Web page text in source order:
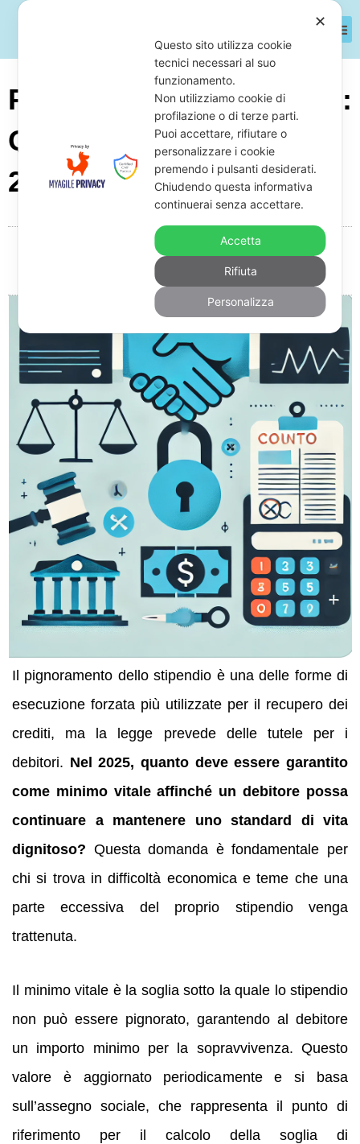
Pignoramento Stipendio:
Qual È Il Minimo Vitale
2025?
Giuseppe Monardo
19:58
Nessun commento
Il pignoramento dello stipendio è una delle forme di
esecuzione forzata più utilizzate per il recupero dei
crediti, ma la legge prevede delle tutele per i
debitori. Nel 2025, quanto deve essere garantito
come minimo vitale affinché un debitore possa
continuare a mantenere uno standard di vita
dignitoso? Questa domanda è fondamentale per
chi si trova in difficoltà economica e teme che una
parte eccessiva del proprio stipendio venga
trattenuta.
Il minimo vitale è la soglia sotto la quale lo stipendio
non può essere pignorato, garantendo al debitore
un importo minimo per la sopravvivenza. Questo
valore è aggiornato periodicamente e si basa
sull’assegno sociale, che rappresenta il punto di
riferimento per il calcolo della soglia di
✕
Questo sito utilizza cookie
tecnici necessari al suo
funzionamento.
Non utilizziamo cookie di
profilazione o di terze parti.
Puoi accettare, rifiutare o
personalizzare i cookie
premendo i pulsanti desiderati.
Chiudendo questa informativa
continuerai senza accettare.
Accetta
Rifiuta
Personalizza